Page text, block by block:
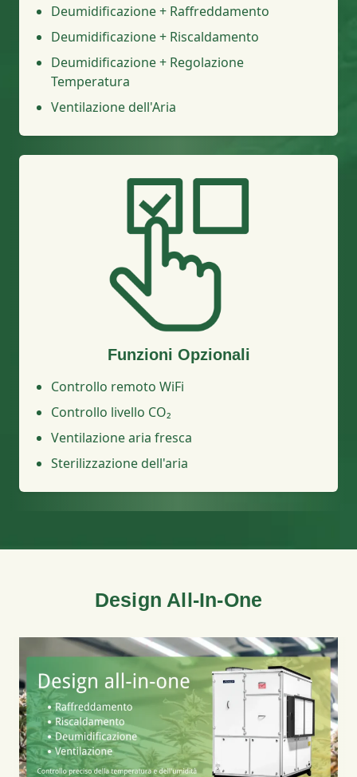
Deumidificazione + Raffreddamento
Deumidificazione + Riscaldamento
Deumidificazione + Regolazione
Temperatura
Ventilazione dell'Aria
Funzioni Opzionali
Controllo remoto WiFi
Controllo livello CO₂
Ventilazione aria fresca
Sterilizzazione dell'aria
Design All-In-One